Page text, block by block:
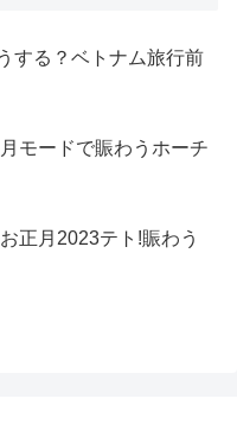
する？ベトナム旅行前
モードで賑わうホーチ
正月2023テト!賑わう